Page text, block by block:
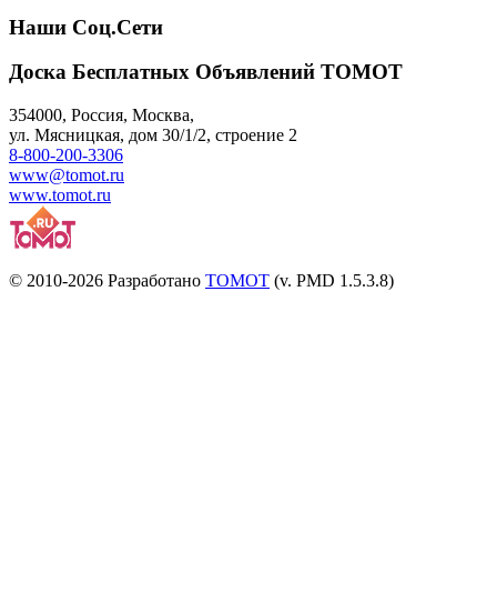
Наши Соц.Сети
Доска Бесплатных Объявлений ТОМОТ
354000, Россия, Москва,
ул. Мясницкая, дом 30/1/2, строение 2
8-800-200-3306
www@tomot.ru
www.tomot.ru
© 2010-2026 Разработано TOMOT (v. PMD 1.5.3.8)